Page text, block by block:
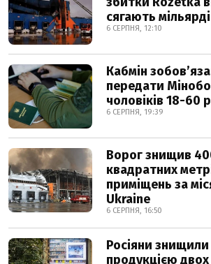
сягають
6 СЕРПНЯ, 12:10
Кабмін
передати
чоловіків 18-60
6 СЕРПНЯ, 19:39
Ворог знищив
квадратних
приміщень за
Ukraine
6 СЕРПНЯ, 16:50
Росіяни знищили
продукцією